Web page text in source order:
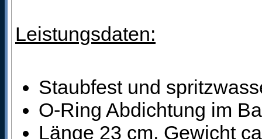
Leistungsdaten:
Staubfest und
O-Ring Abdichtung im
Länge 23 cm, Gewicht